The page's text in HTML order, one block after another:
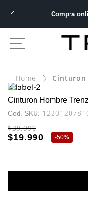
Compra
Cinturon
Cinturon Hombre
:
$39.990
$19.990 -50%
BUSCADOS